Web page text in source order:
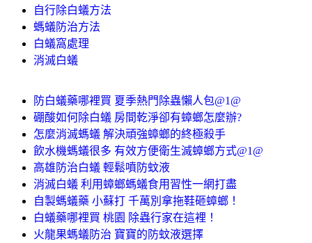
自行除白蟻方法
螞蟻防治方法
白蟻窩處理
消滅白蟻
防白蟻藥哪裡買 夏季熱門除蟲懶人包@1@
硼酸如何除白蟻 房間乾淨卻有蟑螂怎麼辦?
怎麼消滅螞蟻 解決頑強蟑螂的終極殺手
飲水機螞蟻很多 有效方便衛生滅蟑螂方式@1@
高雄防治白蟻 輕鬆噴防蚊液
消滅白蟻 利用蟑螂螞蟻食用習性一網打盡
自製螞蟻藥 小蘇打 千萬別拿拖鞋砸蟑螂！
白蟻藥哪裡買 桃園 除蟲行家在這裡！
火龍果螞蟻防治 寶寶的防蚊液選擇